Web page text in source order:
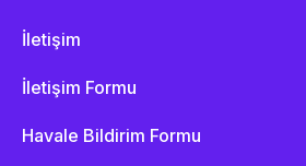
İletişim
İletişim Formu
Havale Bildirim Formu